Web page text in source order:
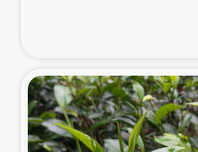
ガザ地区酪農を通した女性グ
ふりかけ普及と食生活改善に